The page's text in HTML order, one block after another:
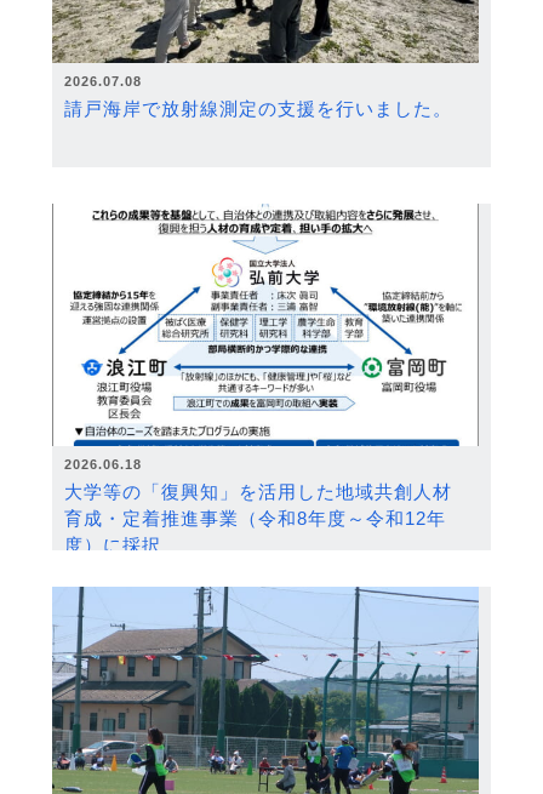
2026.07.08
請戸海岸で放射線測定の支援を行いました。
2026.06.18
大学等の「復興知」を活用した地域共創人材
育成・定着推進事業（令和8年度～令和12年
度）に採択